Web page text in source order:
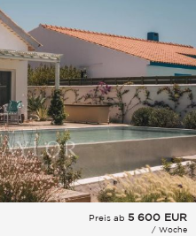
Preis ab 5 600 EUR
/ Woche